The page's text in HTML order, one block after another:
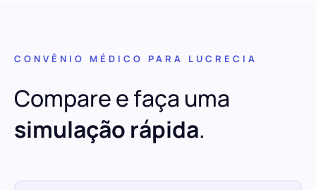
CONVÊNIO MÉDICO PARA LUCRECIA
Compare e faça uma
simulação rápida.